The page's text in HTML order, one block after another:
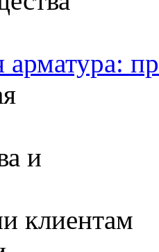
арматура:
клиентам